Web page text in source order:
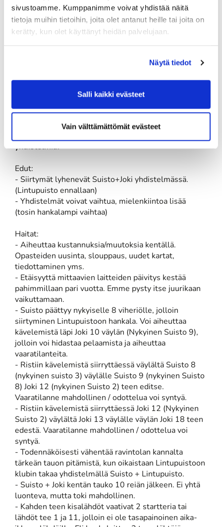
sivustoamme. Kumppanimme voivat yhdistää näitä
tietoja muihin tietoihin, joita olet antanut heille tai joita on
kerätty, kun olet käyttänyt heidän palvelujaan.
Näytä tiedot
Salli kaikki evästeet
Vain välttämättömät evästeet
- Tauko ei ole yhtä luontevassa kohtaa, kun on 10
reiän jälkeen Suisto+ Joki kentällä.
- Ristiin kävelemistä siirryttäessä väylältä Suisto 8
Vaaratilanne mahdollinen / odottelua voi syntyä.
edestä. Vaaratilanne mahdollinen / odottelua voi
syntyä.
yhdistelmiä.
Edut:
- Siirtymät lyhenevät Suisto+Joki yhdistelmässä.
(Lintupuisto ennallaan)
- Yhdistelmät voivat vaihtua, mielenkiintoa lisää
(tosin hankalampi vaihtaa)
Haitat:
- Aiheuttaa kustannuksia/muutoksia kentällä.
Opasteiden uusinta, slouppaus, uudet kartat,
tiedottaminen yms.
- Etäisyyttä mittaavien laitteiden päivitys kestää
pahimmillaan pari vuotta. Emme pysty itse juurikaan
vaikuttamaan.
- Suisto päättyy nykyiselle 8 viheriölle, jolloin
siirtyminen Lintupuistoon hankala. Voi aiheuttaa
kävelemistä läpi Joki 10 väylän (Nykyinen Suisto 9),
jolloin voi hidastaa pelaamista ja aiheuttaa
vaaratilanteita.
- Ristiin kävelemistä siirryttäessä väylältä Suisto 8
(nykyinen suisto 3) väylälle Suisto 9 (nykyinen Suisto
8) Joki 12 (nykyinen Suisto 2) teen editse.
Vaaratilanne mahdollinen / odottelua voi syntyä.
- Ristiin kävelemistä siirryttäessä Joki 12 (Nykyinen
Suisto 2) väylältä Joki 13 väylälle väylän Joki 18 teen
edestä. Vaaratilanne mahdollinen / odottelua voi
syntyä.
- Todennäköisesti vähentää ravintolan kannalta
tärkeän tauon pitämistä, kun oikaistaan Lintupuistoon
klubin takaa yhdistelmällä Suisto + Lintupuisto.
- Suisto + Joki kentän tauko 10 reiän jälkeen. Ei yhtä
luonteva, mutta toki mahdollinen.
- Kahden teen kisalähdöt vaativat 2 startteria tai
lähdöt tee 1 ja 11, jolloin ei ole tasapainoinen aika-